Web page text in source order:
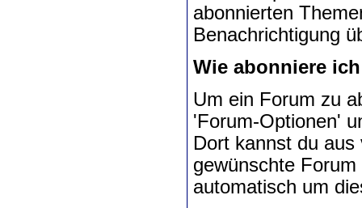
abonnierten
Benachrichtigung
Wie abonniere
Um ein Forum zu
'Forum-Optionen'
Dort kannst du
gewünschte
automatisch um